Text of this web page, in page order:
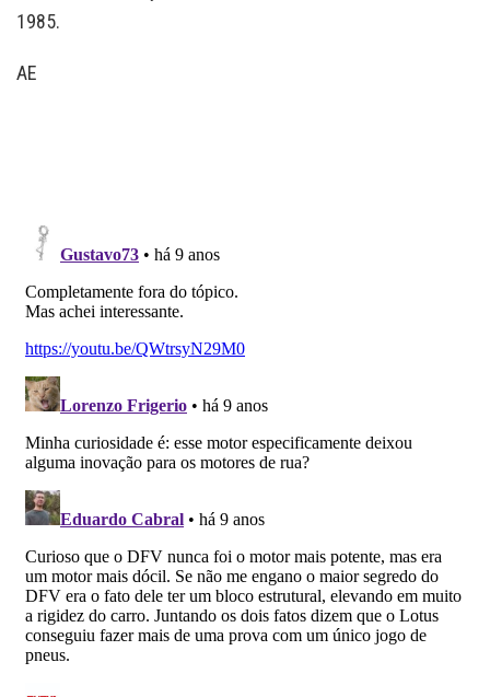
1985.
AE